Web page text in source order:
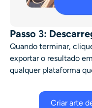
Passo 3:
Quando terminar,
exportar o resultado
qualquer plataforma
Criar arte